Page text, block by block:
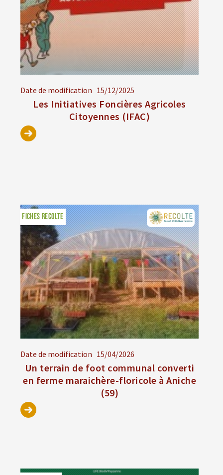
Date de modification 15/12/2025
Les Initiatives Foncières Agricoles
Citoyennes (IFAC)
Date de modification 15/04/2026
Un terrain de foot communal converti
en ferme maraichère-floricole à Aniche
(59)
FICHES RECOLTE